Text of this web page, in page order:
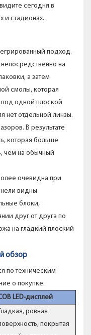
сегодня в
и ​​стадионах.
подход.
на
а затем
смолы, которая
под одной плоской
нет отдельной линзы.
В результате
которая больше
чем на обычный
очевидна при
видны
блоки,
друг от друга по
на гладкий плоский
обзор
по техническим
о покупке.
LED-дисплей
ровная
покрытая